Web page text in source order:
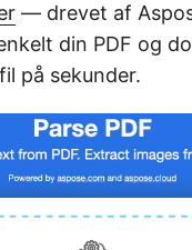
— drevet af
din PDF og
på sekunder.